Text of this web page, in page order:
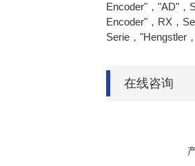
Encoder"，"AD"，
Encoder"，RX，
Serie，"Hengstler
在线咨询